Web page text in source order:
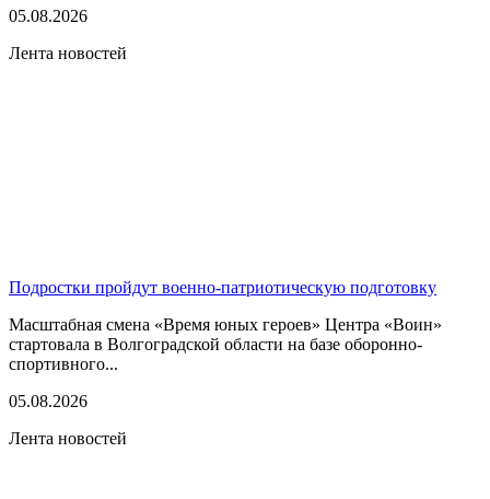
05.08.2026
Лента новостей
Подростки пройдут военно-патриотическую подготовку
Масштабная смена «Время юных героев» Центра «Воин»
стартовала в Волгоградской области на базе оборонно-
спортивного...
05.08.2026
Лента новостей